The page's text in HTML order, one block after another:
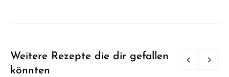
Weitere Rezepte die dir gefallen
könnten